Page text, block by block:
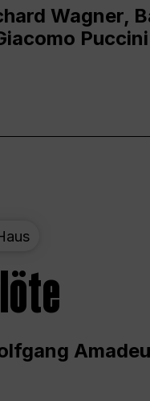
Wagner,
Puccini